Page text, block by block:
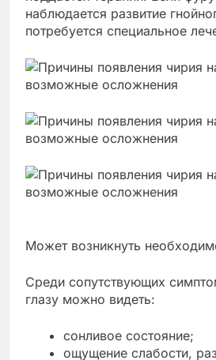
наблюдается развитие
потребуется специальное
Может возникнуть
Среди сопутствующих
глазу можно видеть:
сонливое состояние;
ощущение слабости,